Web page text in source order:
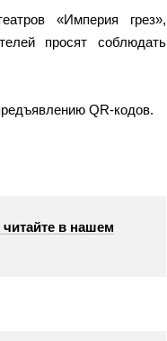
«Империя грез»,
просят соблюдать
QR-кодов.
в нашем